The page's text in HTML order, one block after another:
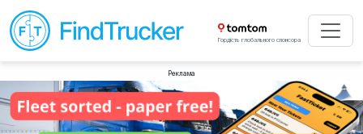
Гордість глобального спонсора
Реклама